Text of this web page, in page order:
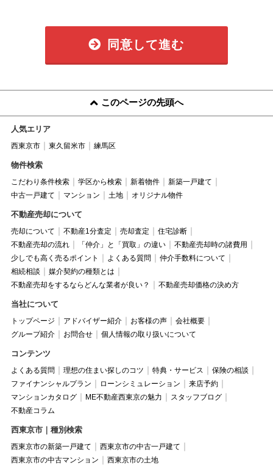
同意して進む
このページの先頭へ
人気エリア
西東京市 東久留米市 練馬区
物件検索
こだわり条件検索 学区から検索 新着物件
新築一戸建て
中古一戸建て
マンション 土地 オリジナル物件
不動産売却について
売却について 不動産1分査定 売却査定
住宅診断
不動産売却の流れ
「仲介」と「買取」の違い
不動産売却時の諸費用
少しでも高く売るポイント
よくある質問
仲介手数料について
相続相談
媒介契約の種類とは
不動産売却をするならどんな業者が良い？
不動産売却価格の決め方
当社について
トップページ アドバイザー紹介 お客様の声
会社概要
グループ紹介
お問合せ 個人情報の取り扱いについて
コンテンツ
よくある質問 理想の住まい探しのコツ 特典・サービス
保険の相談
ファイナンシャルプラン
ローンシミュレーション
来店予約
マンションカタログ
ME不動産西東京の魅力
スタッフブログ
不動産コラム
西東京市｜種別検索
西東京市の新築一戸建て
西東京市の中古一戸建て
西東京市の中古マンション
西東京市の土地